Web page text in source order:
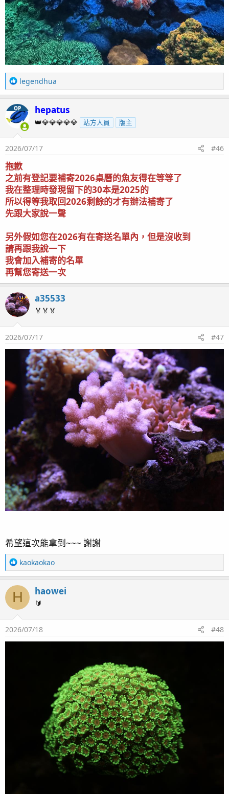
R
e
c
t
i
o
n
：
legendhua
OP hepatus
👑💎💎💎💎💎 站方人員 版主
2026/07/17 #46
抱歉
之前有登記要補寄2026桌曆的魚友得在等等了
我在整理時發現留下的30本是2025的
所以得等我取回2026剩餘的才有辦法補寄了
先跟大家說一聲
另外假如您在2026有在寄送名單內，但是沒收到
請再跟我說一下
我會加入補寄的名單
再幫您寄送一次
a35533
🏅🏅🏅
2026/07/17 #47
希望這次能拿到~~~ 謝謝
R
e
c
t
i
o
n
s
kaokaokao
H haowei
🔰
2026/07/18 #48